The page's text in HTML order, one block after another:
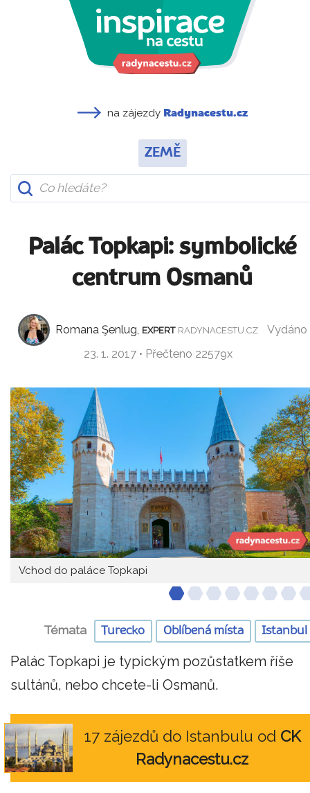
na zájezdy Radynacestu.cz
ZEMĚ
Palác Topkapi: symbolické
centrum Osmanů
Romana Şenlug, EXPERT RADYNACESTU.CZ
Vydáno
23. 1. 2017 • Přečteno 22579x
Vchod do paláce Topkapi
Témata Turecko Oblíbená místa Istanbul
Palác Topkapi je typickým pozůstatkem říše
sultánů, nebo chcete-li Osmanů.
17 zájezdů do Istanbulu od CK
Radynacestu.cz